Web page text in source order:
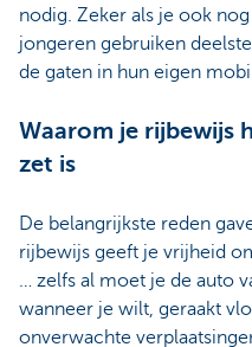
nodig. Zeker als je ook
jongeren gebruiken
de gaten in hun eigen
Waarom je rijbewijs
zet is
De belangrijkste reden
rijbewijs geeft je vrijheid
… zelfs al moet je de auto
wanneer je wilt, geraakt
onverwachte